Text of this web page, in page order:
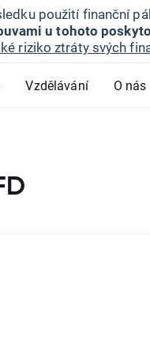
použití finanční
u tohoto
riziko ztráty svých
Vzdělávání O nás